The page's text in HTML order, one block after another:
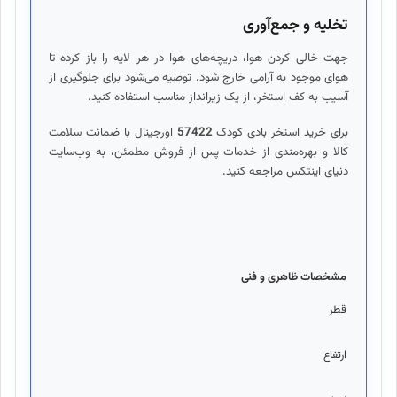
تخلیه و جمع‌آوری
جهت خالی کردن هوا، دریچه‌های هوا در هر لایه را باز کرده تا
هوای موجود به آرامی خارج شود. توصیه می‌شود برای جلوگیری از
آسیب به کف استخر، از یک زیرانداز مناسب استفاده کنید.
برای خرید استخر بادی کودک 57422 اورجینال با ضمانت سلامت
کالا و بهره‌مندی از خدمات پس از فروش مطمئن، به وب‌سایت
دنیای اینتکس مراجعه کنید.
مشخصات ظاهری و فنی
قطر
ارتفاع